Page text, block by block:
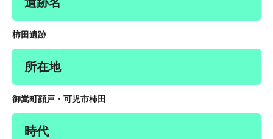
柿田遺跡
所在地
御嵩町顔戸・可児市柿田
時代